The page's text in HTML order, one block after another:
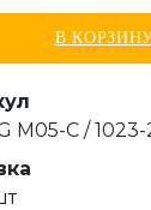
В
M05-C / 1023-